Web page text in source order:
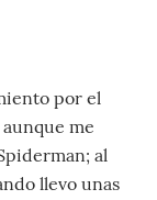
por el
me
al
llevo unas